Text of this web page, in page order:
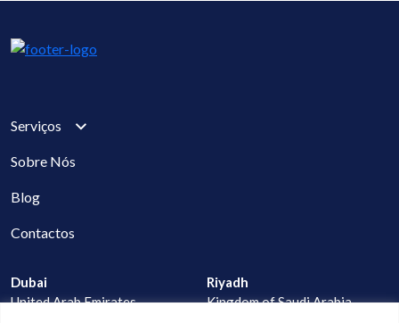
Serviços
Sobre Nós
Blog
Contactos
Dubai
United Arab Emirates
Riyadh
Kingdom of Saudi Arabia